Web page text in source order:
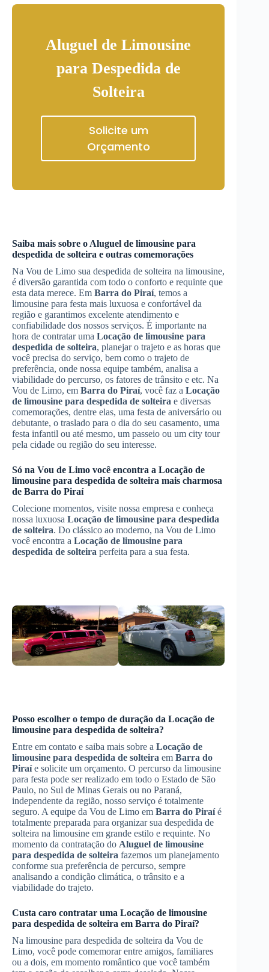
Aluguel de Limousine
para Despedida de
Solteira
Solicite um
Orçamento
Saiba mais sobre o Aluguel de limousine para
despedida de solteira e outras comemorações
Na Vou de Limo sua despedida de solteira na limousine,
é diversão garantida com todo o conforto e requinte que
esta data merece. Em Barra do Piraí, temos a
limousine para festa mais luxuosa e confortável da
região e garantimos excelente atendimento e
confiabilidade dos nossos serviços. É importante na
hora de contratar uma Locação de limousine para
despedida de solteira, planejar o trajeto e as horas que
você precisa do serviço, bem como o trajeto de
preferência, onde nossa equipe também, analisa a
viabilidade do percurso, os fatores de trânsito e etc. Na
Vou de Limo, em Barra do Piraí, você faz a Locação
de limousine para despedida de solteira e diversas
comemorações, dentre elas, uma festa de aniversário ou
debutante, o traslado para o dia do seu casamento, uma
festa infantil ou até mesmo, um passeio ou um city tour
pela cidade ou região do seu interesse.
Só na Vou de Limo você encontra a Locação de
limousine para despedida de solteira mais charmosa
de Barra do Piraí
Colecione momentos, visite nossa empresa e conheça
nossa luxuosa Locação de limousine para despedida
de solteira. Do clássico ao moderno, na Vou de Limo
você encontra a Locação de limousine para
despedida de solteira perfeita para a sua festa.
Posso escolher o tempo de duração da Locação de
limousine para despedida de solteira?
Entre em contato e saiba mais sobre a Locação de
limousine para despedida de solteira em Barra do
Piraíe solicite um orçamento. O percurso da limousine
para festa pode ser realizado em todo o Estado de São
Paulo, no Sul de Minas Gerais ou no Paraná,
independente da região, nosso serviço é totalmente
seguro. A equipe da Vou de Limo em Barra do Piraíé
totalmente preparada para organizar sua despedida de
solteira na limousine em grande estilo e requinte. No
momento da contratação do Aluguel de limousine
para despedida de solteira fazemos um planejamento
conforme sua preferência de percurso, sempre
analisando a condição climática, o trânsito e a
viabilidade do trajeto.
Custa caro contratar uma Locação de limousine
para despedida de solteira em Barra do Piraí?
Na limousine para despedida de solteira da Vou de
Limo, você pode comemorar entre amigos, familiares
ou a dois, em momento romântico que você também